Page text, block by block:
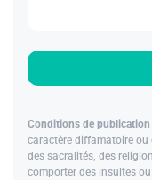
Conditions de publication
caractère diffamatoire ou
des sacralités, des
comporter des insultes